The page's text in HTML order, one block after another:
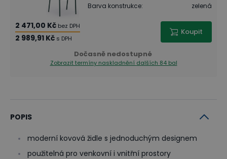
Barva konstrukce: zelená
2 471,00 Kč bez DPH
2 989,91 Kč s DPH
Koupit
Dočasně nedostupné
Zobrazit termíny naskladnění dalších 84 bal
POPIS
moderní kovová židle s jednoduchým designem
použitelná pro venkovní i vnitřní prostory